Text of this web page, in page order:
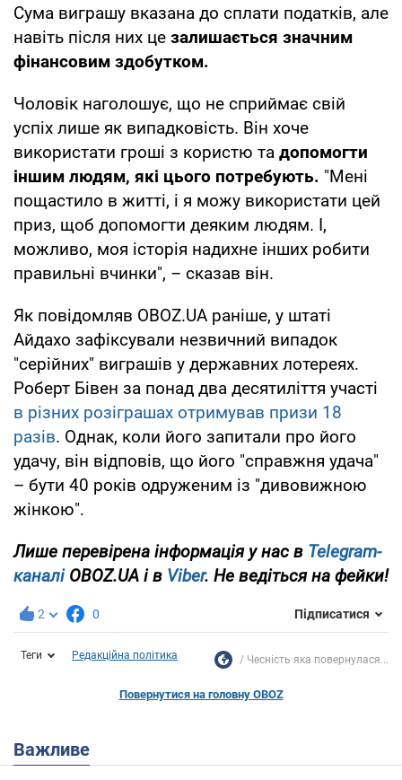
Сума виграшу вказана до сплати податків, але
навіть після них це залишається значним
фінансовим здобутком.
Чоловік наголошує, що не сприймає свій
успіх лише як випадковість. Він хоче
використати гроші з користю та допомогти
іншим людям, які цього потребують. "Мені
пощастило в житті, і я можу використати цей
приз, щоб допомогти деяким людям. І,
можливо, моя історія надихне інших робити
правильні вчинки", – сказав він.
Як повідомляв OBOZ.UA раніше, у штаті
Айдахо зафіксували незвичний випадок
"серійних" виграшів у державних лотереях.
Роберт Бівен за понад два десятиліття участі
в різних розіграшах отримував призи 18
разів. Однак, коли його запитали про його
удачу, він відповів, що його "справжня удача"
– бути 40 років одруженим із "дивовижною
жінкою".
Лише перевірена інформація у нас в Telegram-
каналіOBOZ.UA і в Viber. Не ведіться на фейки!
2 0 Підписатися
Теги Редакційна політика Чесність яка повернулася...
Повернутися на головну OBOZ
Важливе